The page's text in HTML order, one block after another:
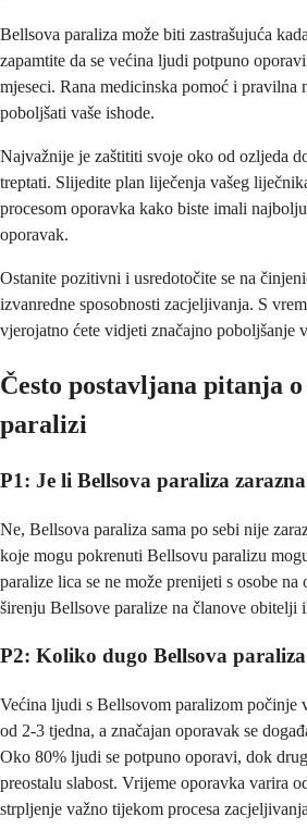
Bellsova paraliza može biti zastrašujuća
zapamtite da se većina ljudi potpuno
mjeseci. Rana medicinska pomoć i pravilna
poboljšati vaše ishode.
Najvažnije je zaštititi svoje oko od ozljeda
treptati. Slijedite plan liječenja vašeg
procesom oporavka kako biste imali
oporavak.
Ostanite pozitivni i usredotočite se na
izvanredne sposobnosti zacjeljivanja. S
vjerojatno ćete vidjeti značajno poboljšanje
Često postavljana pitanja
paralizi
P1: Je li Bellsova paraliza
Ne, Bellsova paraliza sama po sebi nije
koje mogu pokrenuti Bellsovu paralizu
paralize lica se ne može prenijeti s osobe
širenju Bellsove paralize na članove obitelji
P2: Koliko dugo Bellsova
Većina ljudi s Bellsovom paralizom počinje
od 2-3 tjedna, a značajan oporavak se
Oko 80% ljudi se potpuno oporavi, dok
preostalu slabost. Vrijeme oporavka varira
strpljenje važno tijekom procesa